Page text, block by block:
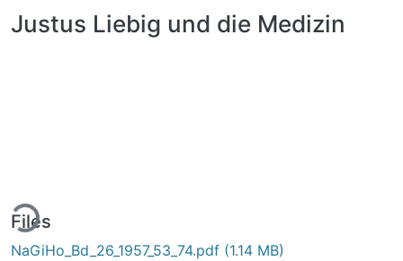
Justus Liebig und die Medizin
Files
NaGiHo_Bd_26_1957_53_74.pdf (1.14 MB)